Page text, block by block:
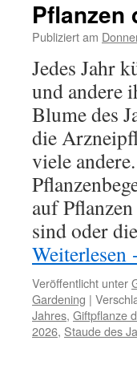
Pflanzen
Publiziert am
Jedes Jahr
und andere
Blume des
die
viele
auf
sind oder
Weiterlesen
Veröffentlicht unter
Gardening |
Jahres, Giftpflanze
2026, Staude des